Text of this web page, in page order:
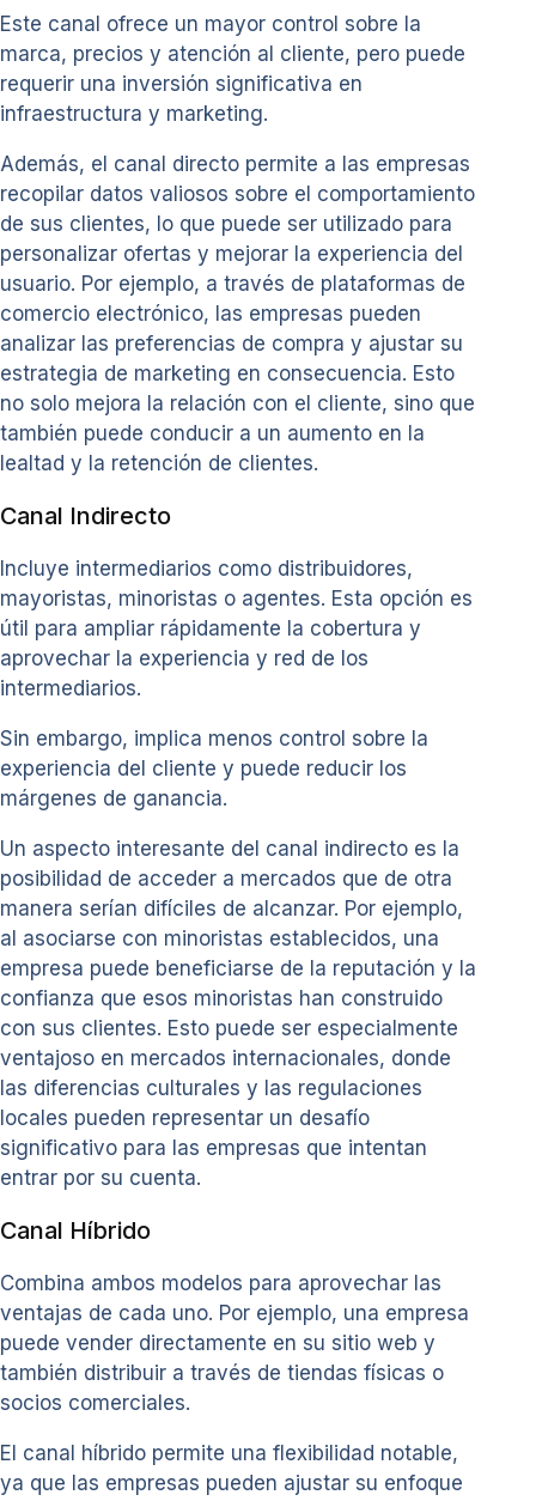
Este canal ofrece un mayor control sobre la
marca, precios y atención al cliente, pero puede
requerir una inversión significativa en
infraestructura y marketing.
Además, el canal directo permite a las empresas
recopilar datos valiosos sobre el comportamiento
de sus clientes, lo que puede ser utilizado para
personalizar ofertas y mejorar la experiencia del
usuario. Por ejemplo, a través de plataformas de
comercio electrónico, las empresas pueden
analizar las preferencias de compra y ajustar su
estrategia de marketing en consecuencia. Esto
no solo mejora la relación con el cliente, sino que
también puede conducir a un aumento en la
lealtad y la retención de clientes.
Canal Indirecto
Incluye intermediarios como distribuidores,
mayoristas, minoristas o agentes. Esta opción es
útil para ampliar rápidamente la cobertura y
aprovechar la experiencia y red de los
intermediarios.
Sin embargo, implica menos control sobre la
experiencia del cliente y puede reducir los
márgenes de ganancia.
Un aspecto interesante del canal indirecto es la
posibilidad de acceder a mercados que de otra
manera serían difíciles de alcanzar. Por ejemplo,
al asociarse con minoristas establecidos, una
empresa puede beneficiarse de la reputación y la
confianza que esos minoristas han construido
con sus clientes. Esto puede ser especialmente
ventajoso en mercados internacionales, donde
las diferencias culturales y las regulaciones
locales pueden representar un desafío
significativo para las empresas que intentan
entrar por su cuenta.
Canal Híbrido
Combina ambos modelos para aprovechar las
ventajas de cada uno. Por ejemplo, una empresa
puede vender directamente en su sitio web y
también distribuir a través de tiendas físicas o
socios comerciales.
El canal híbrido permite una flexibilidad notable,
ya que las empresas pueden ajustar su enfoque